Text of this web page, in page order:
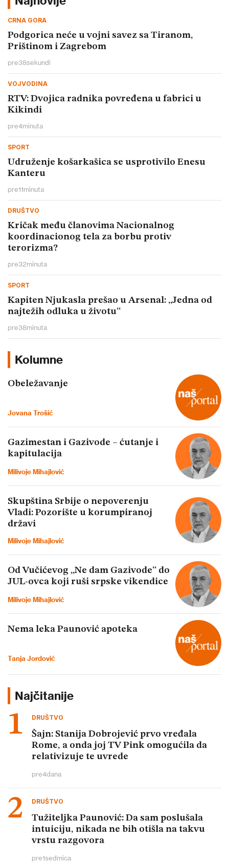
CRNA GORA
Podgorica neće u vojni savez sa Tiranom,
Prištinom i Zagrebom
pre38sekundi
VOJVODINA
RTV: Dvojica radnika povređena u fabrici u
Kikindi
pre4minuta
SPORT
Udruženje košarkašica se usprotivilo Enesu
Kanteru
pre11minuta
DRUŠTVO
Kričak među članovima Nacionalnog
koordinacionog tela za borbu protiv
terorizma?
pre32minuta
SPORT
Kapiten Njukasla prešao u Arsenal: „Jedna od
najtežih odluka u životu“
pre38minuta
Kolumne
Obeležavanje
Jovana Trošić
Gazimestan i Gazivode – ćutanje i
kapitulacija
Milivoje Mihajlović
Skupština Srbije o nepoverenju
Vladi: Pozorište u korumpiranoj
državi
Milivoje Mihajlović
Od Vučićevog „Ne dam Gazivode“ do
JUL-ovca koji ruši srpske vikendice
Milivoje Mihajlović
Nema leka Paunović apoteka
Tanja Jordović
Najčitanije
DRUŠTVO
Šajn: Stanija Dobrojević prvo vređala
Rome, a onda joj TV Pink omogućila da
relativizuje te uvrede
pre4dana
DRUŠTVO
Tužiteljka Paunović: Da sam poslušala
intuiciju, nikada ne bih otišla na takvu
vrstu razgovora
pre1sedmica